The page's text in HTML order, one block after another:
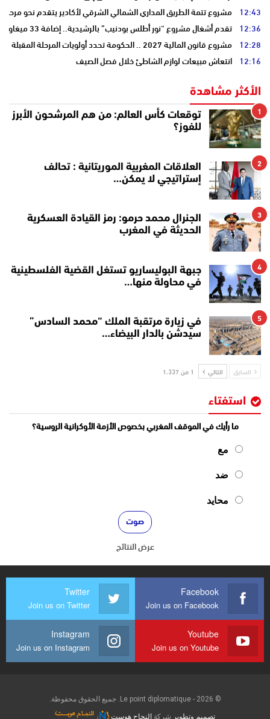
12:43 مشروع تتمة الطريق المداري الشمالي الشرقي لأكادير يتقدم نحو مرحلة
12:36 تقدم أشغال مشروع “نور أطلس بودنيب” بالرشيدية.. إضافة 33 ميغاوات إلى الشبكة الوطنية
12:28 مشروع قانون المالية 2027 .. الحكومة تحدد أولويات المرحلة المقبلة
12:16 انتعاش مبيعات لوازم الشاطئ خلال فصل الصيف
الأكثر مشاهدة
1
توقعات كأس العالم: من هم المرشحون الأبرز
للفوز؟
2
العلاقات المغربية الموريتانية : تحالف
إستراتيجي لا يمكن…
3
الجنرال محمد حرمو: رمز القيادة العسكرية
الحديثة في المغرب
4
جبهة البوليساريو تستغل القضية الفلسطينية
في محاولة منها…
5
في زيارة مرتقبة الملك “محمد السادس”
سيدشن بالدار البيضاء…
السابق التالي 1 من 1٬337
استفتاء
ما رأيك في الموقف المغربي بخصوص الأزمة الأوكرانية الروسية؟
مع
ضد
محايد
عرض النتائج
Facebook
Join us on Facebook
Twitter
Join us on Twitter
Youtube
Join us on Youtube
Instagram
Join us on Instagram
© 2026 - Le point diplomatique. جميع الحقوق محفوظة.
تصميم وتطوير شركة النجاح هوست